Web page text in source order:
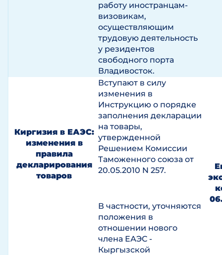
работу иностранцам-
визовикам,
осуществляющим
трудовую деятельность
у резидентов
свободного порта
Владивосток.
Киргизия в ЕАЭС:
изменения в
правила
декларирования
товаров
Вступают в силу
изменения в
Инструкцию о порядке
заполнения декларации
на товары,
утвержденной
Решением Комиссии
Таможенного союза от
20.05.2010 N 257.
В частности, уточняются
положения в
отношении нового
члена ЕАЭС -
Кыргызской